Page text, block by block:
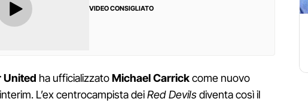
VIDEO CONSIGLIATO
United ha ufficializzatoMichael Carrickcome nuovo
L’ex centrocampista deiRed Devilsdiventa così il